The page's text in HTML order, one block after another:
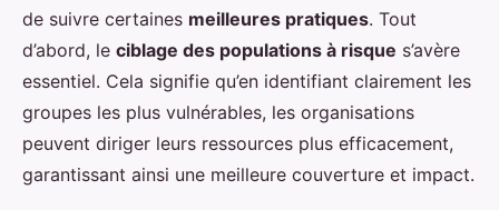
de suivre certaines meilleures pratiques. Tout
d’abord, le ciblage des populations à risque s’avère
essentiel. Cela signifie qu’en identifiant clairement les
groupes les plus vulnérables, les organisations
peuvent diriger leurs ressources plus efficacement,
garantissant ainsi une meilleure couverture et impact.